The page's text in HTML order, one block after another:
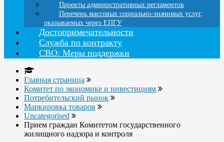
Проекты административных регламентов
Перечень массовых социально-значимых услуг,
оказываемых через ЕПГУ
Достопримечательности
Служба по контракту
СВО: Меры поддержки
Главная страница
Комитет по экономике и инвестициям
Потребительский рынок
Маркировка товаров
Uncategorised
Прием граждан Комитетом государственного
жилищного надзора и контроля